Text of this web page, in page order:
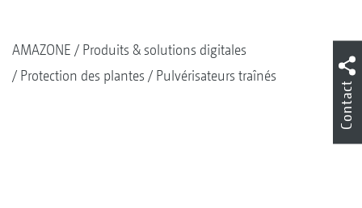
AMAZONE
Produits & solutions digitales
Protection des plantes
Pulvérisateurs traînés
Contact